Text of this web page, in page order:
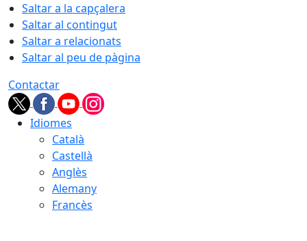
Saltar a la capçalera
Saltar al contingut
Saltar a relacionats
Saltar al peu de pàgina
Contactar
Idiomes
Català
Castellà
Anglès
Alemany
Francès